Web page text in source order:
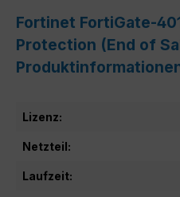
Fortinet FortiGate-
Protection (End of
Lizenz:
Netzteil:
Laufzeit: